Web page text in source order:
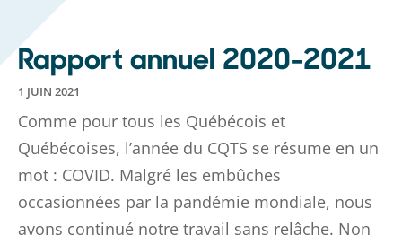
Rapport annuel 2020-2021
1 JUIN 2021
Comme pour tous les Québécois et
Québécoises, l’année du CQTS se résume en un
mot : COVID. Malgré les embûches
occasionnées par la pandémie mondiale, nous
avons continué notre travail sans relâche. Non